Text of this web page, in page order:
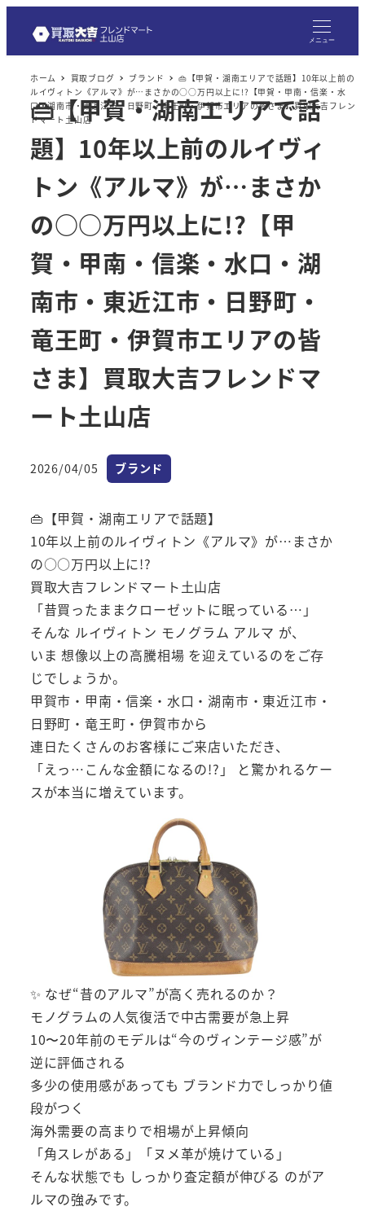
メニュー
ホーム 買取ブログ ブランド
👜【甲賀・湖南エリアで話題】10年以上前の
ルイヴィトン《アルマ》が…まさかの○○万円以上に!?【甲賀・甲南・信楽・水
口・湖南市・東近江市・日野町・竜王町・伊賀市エリアの皆さま】買取大吉フレン
ドマート土山店
👜【甲賀・湖南エリアで話
題】10年以上前のルイヴィ
トン《アルマ》が…まさか
の○○万円以上に!?【甲
賀・甲南・信楽・水口・湖
南市・東近江市・日野町・
竜王町・伊賀市エリアの皆
さま】買取大吉フレンドマ
ート土山店
投稿日
2026/04/05 カテゴリー
ブランド
👜【甲賀・湖南エリアで話題】
10年以上前のルイヴィトン《アルマ》が…まさか
の○○万円以上に!?
買取大吉フレンドマート土山店
「昔買ったままクローゼットに眠っている…」
そんな ルイヴィトン モノグラム アルマ が、
いま 想像以上の高騰相場 を迎えているのをご存
じでしょうか。
甲賀市・甲南・信楽・水口・湖南市・東近江市・
日野町・竜王町・伊賀市から
連日たくさんのお客様にご来店いただき、
「えっ…こんな金額になるの!?」 と驚かれるケー
スが本当に増えています。
✨ なぜ“昔のアルマ”が高く売れるのか？
モノグラムの人気復活で中古需要が急上昇
10〜20年前のモデルは“今のヴィンテージ感”が
逆に評価される
多少の使用感があっても ブランド力でしっかり値
段がつく
海外需要の高まりで相場が上昇傾向
「角スレがある」「ヌメ革が焼けている」
そんな状態でも しっかり査定額が伸びる のがア
ルマの強みです。